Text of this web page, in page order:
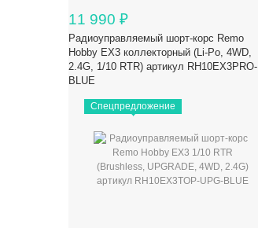
11 990 ₽
Радиоуправляемый шорт-корс Remo
Hobby EX3 коллекторный (Li-Po, 4WD,
2.4G, 1/10 RTR) артикул RH10EX3PRO-
BLUE
Спецпредложение